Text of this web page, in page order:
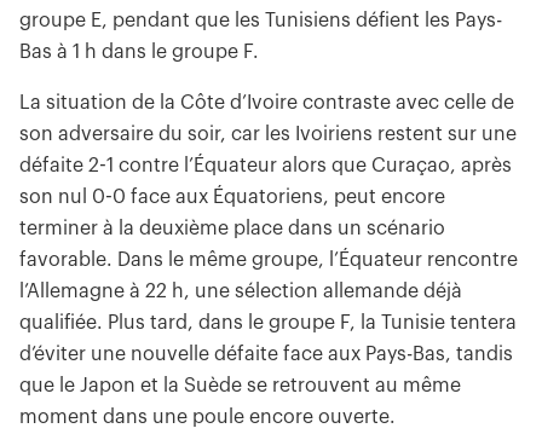
groupe E, pendant que les Tunisiens défient les Pays-
Bas à 1 h dans le groupe F.
La situation de la Côte d’Ivoire contraste avec celle de
son adversaire du soir, car les Ivoiriens restent sur une
défaite 2-1 contre l’Équateur alors que Curaçao, après
son nul 0-0 face aux Équatoriens, peut encore
terminer à la deuxième place dans un scénario
favorable. Dans le même groupe, l’Équateur rencontre
l’Allemagne à 22 h, une sélection allemande déjà
qualifiée. Plus tard, dans le groupe F, la Tunisie tentera
d’éviter une nouvelle défaite face aux Pays-Bas, tandis
que le Japon et la Suède se retrouvent au même
moment dans une poule encore ouverte.